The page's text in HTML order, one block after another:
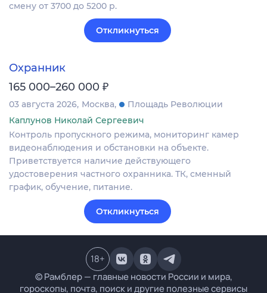
смену от 3700 до 5200 р.
Откликнуться
Охранник
165 000–260 000 ₽
03 августа 2026 Москва
Площадь Революции
Каплунов Николай Сергеевич
Контроль пропускного режима, мониторинг камер
видеонаблюдения и обстановки на объекте.
Приветствуется наличие действующего
удостоверения частного охранника. ТК, сменный
график, обучение, питание.
Откликнуться
© Рамблер — главные новости России и мира,
гороскопы, почта, поиск и другие полезные сервисы
18+